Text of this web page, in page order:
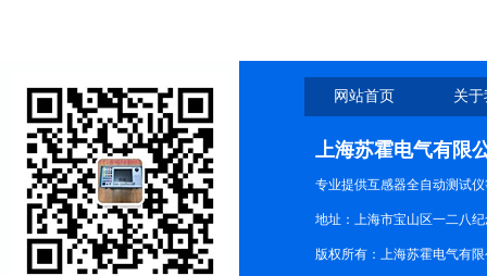
网站首页 关
上海苏霍电气有限
专业提供互感器全自动测试
地址：上海市宝山区一二八纪
版权所有：上海苏霍电气有